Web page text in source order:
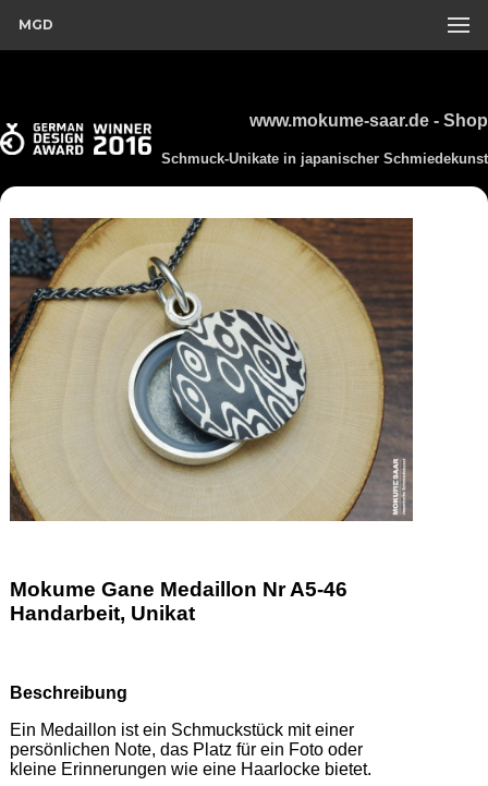
MGD
www.mokume-saar.de - Shop
Schmuck-Unikate in japanischer Schmiedekunst
Mokume Gane Medaillon Nr A5-46
Handarbeit, Unikat
Beschreibung
Ein Medaillon ist ein Schmuckstück mit einer
persönlichen Note, das Platz für ein Foto oder
kleine Erinnerungen wie eine Haarlocke bietet.